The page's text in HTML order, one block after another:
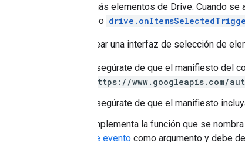
uno o más elementos de Drive. Cuando
el campo
Para crear una interfaz de selección de
Asegúrate de que el manifiesto del
https://www.googleapis.com/
Asegúrate de que el manifiesto
Implementa la función que se
de evento como argumento y debe